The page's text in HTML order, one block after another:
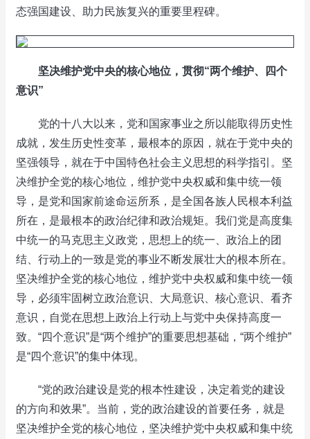
态强国建设、助力民族复兴的重要里程碑。
坚决维护党中央的核心地位 ， 贯彻“两个维护、四个
意识”
党的十八大以来，党和国家事业之所以能取得历史性
成就，发生历史性变革，最根本的原因，就在于党中央的
坚强领导，就在于中国特色社会主义思想的科学指引。坚
决维护全党的核心地位，维护党中央权威和集中统一领
导，是党和国家前途命运所系，是全国各族人民根本利益
所在，是最根本的政治纪律和政治规矩。我们党是高度集
中统一的马克思主义政党，思想上的统一、政治上的团
结、行动上的一致是党的事业不断发展壮大的根本所在。
坚决维护全党的核心地位，维护党中央权威和集中统一领
导，必须牢固树立政治意识、大局意识、核心意识、看齐
意识，自觉在思想上政治上行动上与党中央保持高度一
致。“四个意识”是“两个维护”的重要思想基础，“两个维护”
是“四个意识”的集中体现。
“党的政治建设是党的根本性建设，决定着党的建设
的方向和效果”。当前，党的政治建设的首要任务，就是
坚决维护全党的核心地位，坚决维护党中央权威和集中统